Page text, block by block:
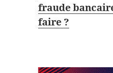
fraude
faire ?